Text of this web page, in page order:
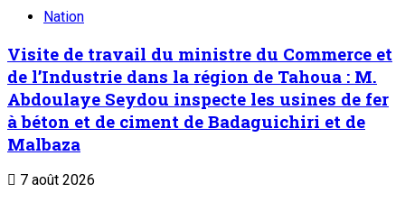
Nation
Visite de travail du ministre du Commerce et
de l’Industrie dans la région de Tahoua : M.
Abdoulaye Seydou inspecte les usines de fer
à béton et de ciment de Badaguichiri et de
Malbaza
7 août 2026